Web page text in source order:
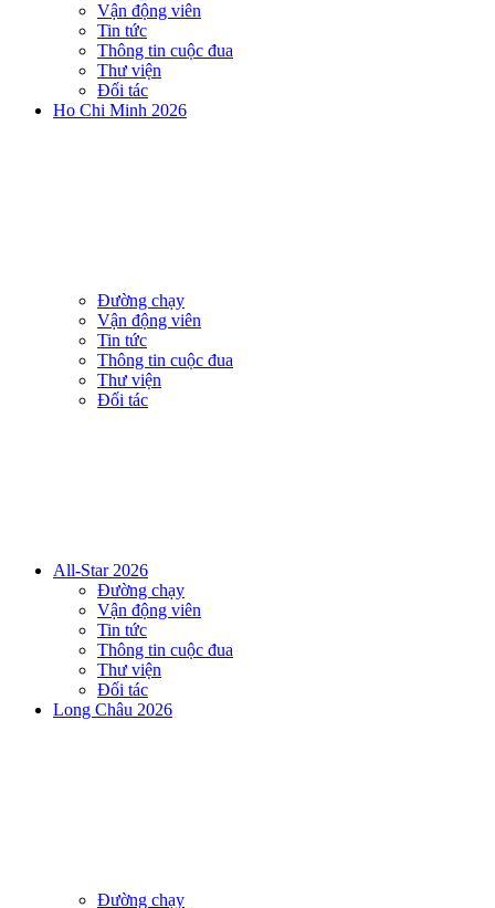
Vận động viên
Tin tức
Thông tin cuộc đua
Thư viện
Đối tác
Ho Chi Minh 2026
Đường chạy
Vận động viên
Tin tức
Thông tin cuộc đua
Thư viện
Đối tác
All-Star 2026
Đường chạy
Vận động viên
Tin tức
Thông tin cuộc đua
Thư viện
Đối tác
Long Châu 2026
Đường chạy